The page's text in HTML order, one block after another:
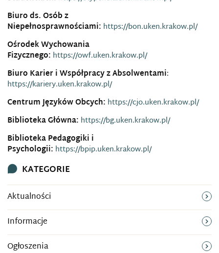
Biuro ds. Osób z
Niepełnosprawnościami: https://bon.uken.krakow.pl/
Ośrodek Wychowania
Fizycznego: https://owf.uken.krakow.pl/
Biuro Karier i Współpracy z Absolwentami:
https://kariery.uken.krakow.pl/
Centrum Języków Obcych: https://cjo.uken.krakow.pl/
Biblioteka Główna: https://bg.uken.krakow.pl/
Biblioteka Pedagogiki i
Psychologii: https://bpip.uken.krakow.pl/
KATEGORIE
Aktualności
Informacje
Ogłoszenia